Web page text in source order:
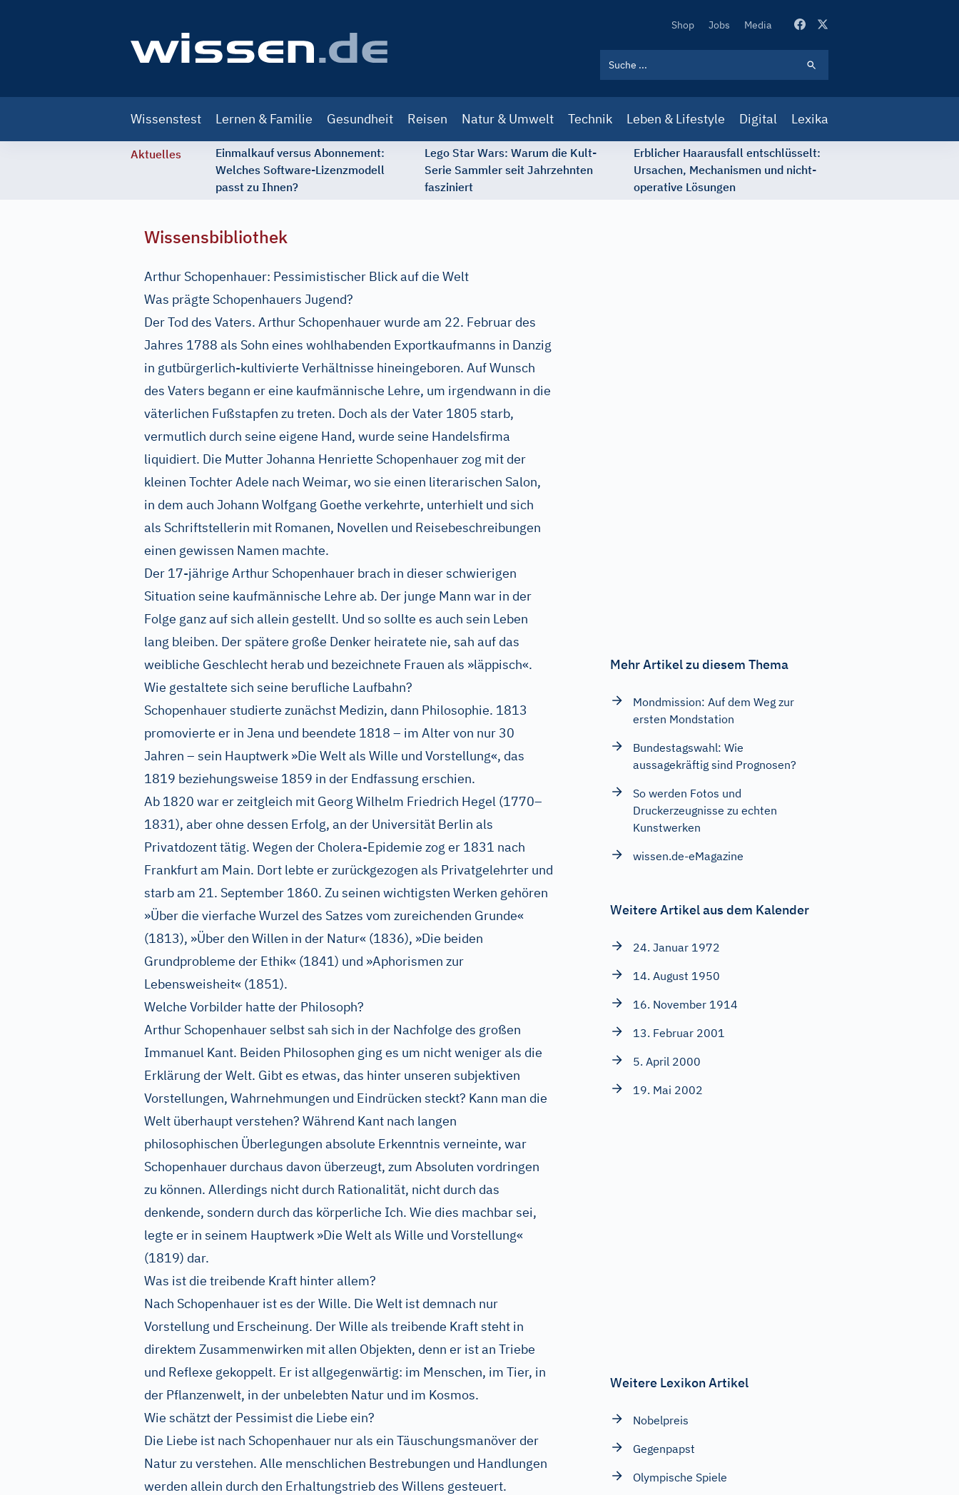
Secondary
Shop Jobs Media
navigation
Wissenstest Lernen & Familie Gesundheit Reisen Natur & Umwelt Technik Leben & Lifestyle Digital Lexika
Aktuelles
Einmalkauf versus Abonnement:
Welches Software-Lizenzmodell
passt zu Ihnen?
Lego Star Wars: Warum die Kult-
Serie Sammler seit Jahrzehnten
fasziniert
Erblicher Haarausfall entschlüsselt:
Ursachen, Mechanismen und nicht-
operative Lösungen
Wissensbibliothek
Arthur Schopenhauer: Pessimistischer Blick auf die Welt
Was prägte Schopenhauers Jugend?
Der Tod des Vaters. Arthur Schopenhauer wurde am 22. Februar des
Jahres 1788 als Sohn eines wohlhabenden Exportkaufmanns in Danzig
in gutbürgerlich-kultivierte Verhältnisse hineingeboren. Auf Wunsch
des Vaters begann er eine kaufmännische Lehre, um irgendwann in die
väterlichen Fußstapfen zu treten. Doch als der Vater 1805 starb,
vermutlich durch seine eigene Hand, wurde seine Handelsfirma
liquidiert. Die Mutter Johanna Henriette Schopenhauer zog mit der
kleinen Tochter Adele nach Weimar, wo sie einen literarischen Salon,
in dem auch Johann Wolfgang Goethe verkehrte, unterhielt und sich
als Schriftstellerin mit Romanen, Novellen und Reisebeschreibungen
einen gewissen Namen machte.
Der 17-jährige Arthur Schopenhauer brach in dieser schwierigen
Situation seine kaufmännische Lehre ab. Der junge Mann war in der
Folge ganz auf sich allein gestellt. Und so sollte es auch sein Leben
lang bleiben. Der spätere große Denker heiratete nie, sah auf das
weibliche Geschlecht herab und bezeichnete Frauen als »läppisch«.
Wie gestaltete sich seine berufliche Laufbahn?
Schopenhauer studierte zunächst Medizin, dann Philosophie. 1813
promovierte er in Jena und beendete 1818 – im Alter von nur 30
Jahren – sein Hauptwerk »Die Welt als Wille und Vorstellung«, das
1819 beziehungsweise 1859 in der Endfassung erschien.
Ab 1820 war er zeitgleich mit Georg Wilhelm Friedrich Hegel (1770–
1831), aber ohne dessen Erfolg, an der Universität Berlin als
Privatdozent tätig. Wegen der Cholera-Epidemie zog er 1831 nach
Frankfurt am Main. Dort lebte er zurückgezogen als Privatgelehrter und
starb am 21. September 1860. Zu seinen wichtigsten Werken gehören
»Über die vierfache Wurzel des Satzes vom zureichenden Grunde«
(1813), »Über den Willen in der Natur« (1836), »Die beiden
Grundprobleme der Ethik« (1841) und »Aphorismen zur
Lebensweisheit« (1851).
Welche Vorbilder hatte der Philosoph?
Arthur Schopenhauer selbst sah sich in der Nachfolge des großen
Immanuel Kant. Beiden Philosophen ging es um nicht weniger als die
Erklärung der Welt. Gibt es etwas, das hinter unseren subjektiven
Vorstellungen, Wahrnehmungen und Eindrücken steckt? Kann man die
Welt überhaupt verstehen? Während Kant nach langen
philosophischen Überlegungen absolute Erkenntnis verneinte, war
Schopenhauer durchaus davon überzeugt, zum Absoluten vordringen
zu können. Allerdings nicht durch Rationalität, nicht durch das
denkende, sondern durch das körperliche Ich. Wie dies machbar sei,
legte er in seinem Hauptwerk »Die Welt als Wille und Vorstellung«
(1819) dar.
Was ist die treibende Kraft hinter allem?
Nach Schopenhauer ist es der Wille. Die Welt ist demnach nur
Vorstellung und Erscheinung. Der Wille als treibende Kraft steht in
direktem Zusammenwirken mit allen Objekten, denn er ist an Triebe
und Reflexe gekoppelt. Er ist allgegenwärtig: im Menschen, im Tier, in
der Pflanzenwelt, in der unbelebten Natur und im Kosmos.
Wie schätzt der Pessimist die Liebe ein?
Die Liebe ist nach Schopenhauer nur als ein Täuschungsmanöver der
Natur zu verstehen. Alle menschlichen Bestrebungen und Handlungen
werden allein durch den Erhaltungstrieb des Willens gesteuert.
Mehr Artikel zu diesem Thema
Mondmission: Auf dem Weg zur
ersten Mondstation
Bundestagswahl: Wie
aussagekräftig sind Prognosen?
So werden Fotos und
Druckerzeugnisse zu echten
Kunstwerken
wissen.de-eMagazine
Weitere Artikel aus dem Kalender
24. Januar 1972
14. August 1950
16. November 1914
13. Februar 2001
5. April 2000
19. Mai 2002
Weitere Lexikon Artikel
Nobelpreis
Gegenpapst
Olympische Spiele